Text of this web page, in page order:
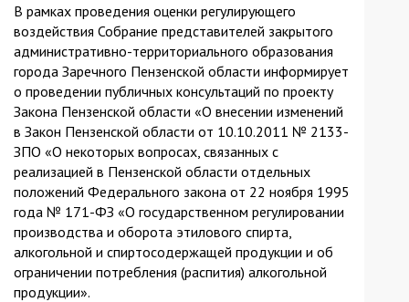
В рамках проведения оценки регулирующего
воздействия Собрание представителей закрытого
административно-территориального образования
города Заречного Пензенской области информирует
о проведении публичных консультаций по проекту
Закона Пензенской области «О внесении изменений
в Закон Пензенской области от 10.10.2011 № 2133-
ЗПО «О некоторых вопросах, связанных с
реализацией в Пензенской области отдельных
положений Федерального закона от 22 ноября 1995
года № 171-ФЗ «О государственном регулировании
производства и оборота этилового спирта,
алкогольной и спиртосодержащей продукции и об
ограничении потребления (распития) алкогольной
продукции».